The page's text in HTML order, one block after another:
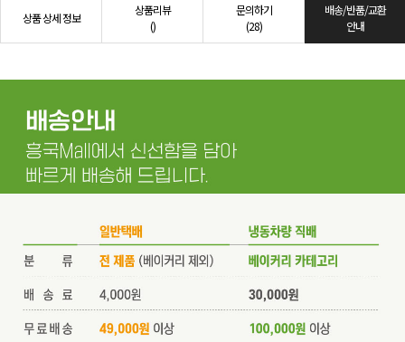
상품 상세 정보
상품리뷰
()
문의하기
(28)
배송/반품/교환
안내